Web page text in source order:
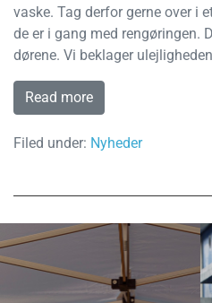
vaske. Tag derfor gerne over i
de er i gang med rengøringen.
dørene. Vi beklager
Read more
Filed under: Nyheder